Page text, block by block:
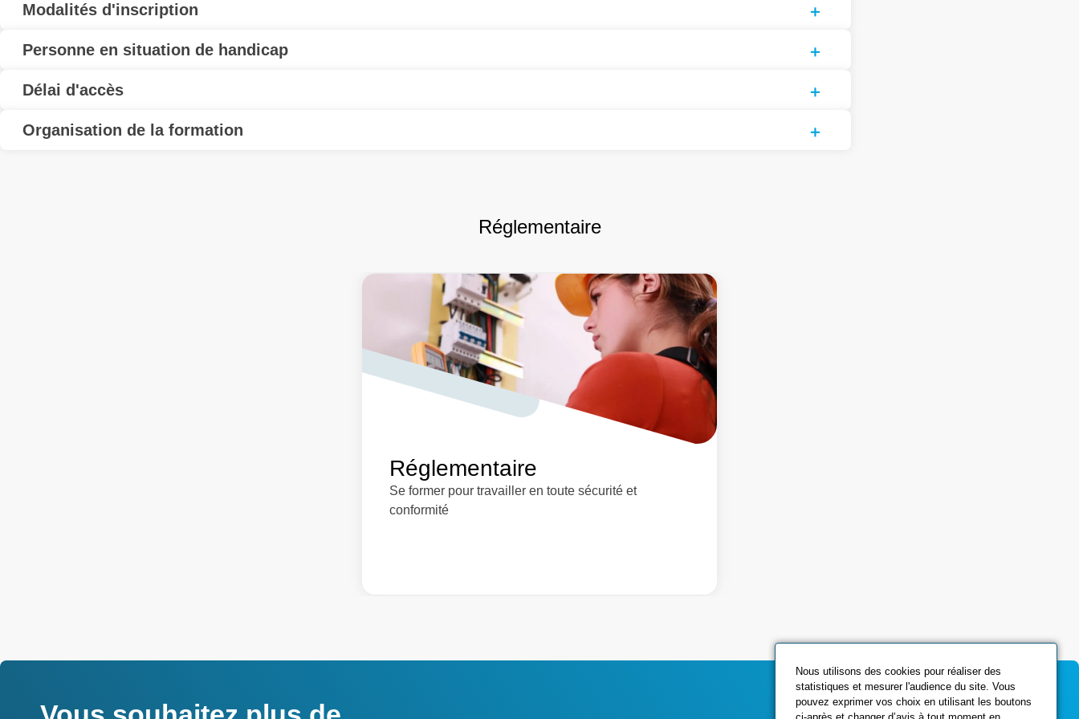
Modalités d'inscription
Personne en situation de handicap
Délai d'accès
Organisation de la formation
Réglementaire
Réglementaire
Se former pour travailler en toute sécurité et
conformité
Nous utilisons des cookies pour réaliser des
statistiques et mesurer l'audience du site. Vous
pouvez exprimer vos choix en utilisant les boutons